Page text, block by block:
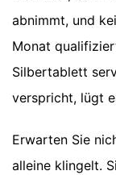
abnimmt, und
Monat
Silbertablett
verspricht, lügt
Erwarten Sie
alleine klingelt.